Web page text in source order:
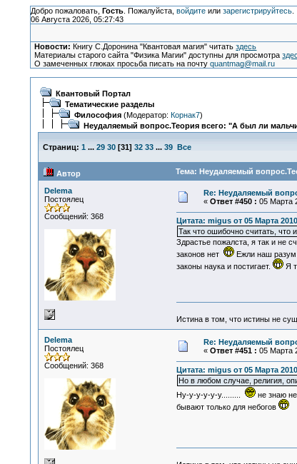
Добро пожаловать, Гость. Пожалуйста, войдитеили зарегистрируйтесь.
06 Августа 2026, 05:27:43
Новости: Книгу С.Доронина "Квантовая магия" читатьздесь
Материалы старого сайта "Физика Магии" доступны для просмотра
О замеченных глюках просьба писать на почтуquantmag@mail.ru
Квантовый Портал
Тематические разделы
Философия(Модератор: Корнак7)
Неудаляемый вопрос.Теория всего: "А был ли
Страниц: 1 ... 29 30[31] 32 33 ... 39 Все
Автор Тема: Неудаляемый
Delema
Постоялец
Сообщений: 368
Re: Неудаляемый
« Ответ #450 : 05 Марта
Цитата: migus от 05 Марта
Так что ошибочно считать,
Здрастье пожалста, я так и не
законов нет
Ежли наш разум
законы наука и постигает.
Я
Истина в том, что истины не
Delema
Постоялец
Сообщений: 368
Re: Неудаляемый
« Ответ #451 : 05 Марта
Цитата: migus от 05 Марта
Но в любом случае, религия,
Ну-у-у-у-у-у.........
не знаю не
бывают только для небогов